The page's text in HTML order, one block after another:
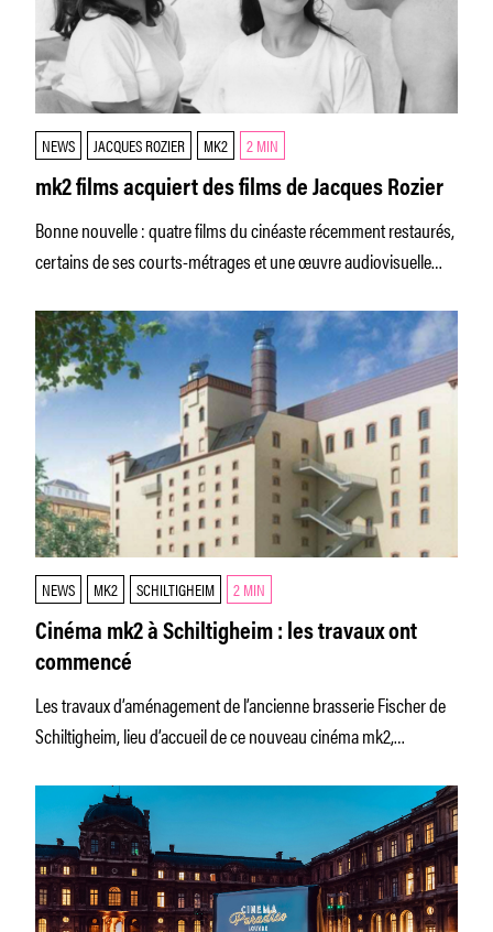
NEWS JACQUES ROZIER MK2 2 MIN
mk2 films acquiert des films de Jacques Rozier
Bonne nouvelle : quatre films du cinéaste récemment restaurés,
certains de ses courts-métrages et une œuvre audiovisuelle
NEWS MK2 SCHILTIGHEIM 2 MIN
Cinéma mk2 à Schiltigheim : les travaux ont
commencé
Les travaux d’aménagement de l’ancienne brasserie Fischer de
Schiltigheim, lieu d’accueil de ce nouveau cinéma mk2,